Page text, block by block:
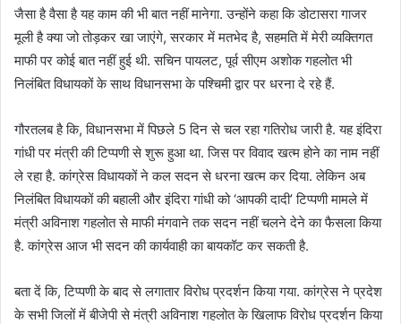
जैसा है वैसा है यह काम की भी बात नहीं मानेगा. उन्होंने कहा कि डोटासरा गाजर
मूली है क्या जो तोड़कर खा जाएंगे, सरकार में मतभेद है, सहमति में मेरी व्यक्तिगत
माफी पर कोई बात नहीं हुई थी. सचिन पायलट, पूर्व सीएम अशोक गहलोत भी
निलंबित विधायकों के साथ विधानसभा के पश्चिमी द्वार पर धरना दे रहे हैं.
गौरतलब है कि, विधानसभा में पिछले 5 दिन से चल रहा गतिरोध जारी है. यह इंदिरा
गांधी पर मंत्री की टिप्पणी से शुरू हुआ था. जिस पर विवाद खत्म होने का नाम नहीं
ले रहा है. कांग्रेस विधायकों ने कल सदन से धरना खत्म कर दिया. लेकिन अब
निलंबित विधायकों की बहाली और इंदिरा गांधी को ‘आपकी दादी’ टिप्पणी मामले में
मंत्री अविनाश गहलोत से माफी मंगवाने तक सदन नहीं चलने देने का फैसला किया
है. कांग्रेस आज भी सदन की कार्यवाही का बायकॉट कर सकती है.
बता दें कि, टिप्पणी के बाद से लगातार विरोध प्रदर्शन किया गया. कांग्रेस ने प्रदेश
के सभी जिलों में बीजेपी से मंत्री अविनाश गहलोत के खिलाफ विरोध प्रदर्शन किया